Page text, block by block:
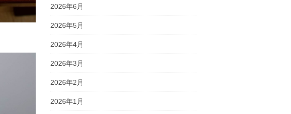
2026年6月
2026年5月
2026年4月
2026年3月
2026年2月
2026年1月